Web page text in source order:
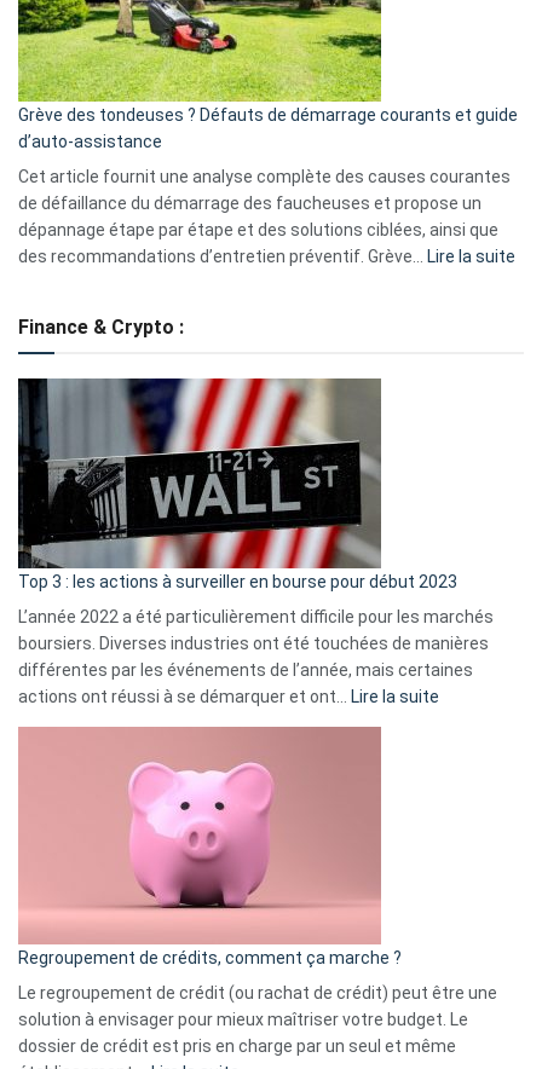
?
5
avantages
essentiels
de
S330
eufy
Grève des tondeuses ? Défauts de démarrage courants et guide
d’auto-assistance
Cet article fournit une analyse complète des causes courantes
de défaillance du démarrage des faucheuses et propose un
dépannage étape par étape et des solutions ciblées, ainsi que
des recommandations d’entretien préventif. Grève… Lire la suite
Finance & Crypto :
Top 3 : les actions à surveiller en bourse pour début 2023
L’année 2022 a été particulièrement difficile pour les marchés
boursiers. Diverses industries ont été touchées de manières
différentes par les événements de l’année, mais certaines
actions ont réussi à se démarquer et ont… Lire la suite
début
2023
Regroupement de crédits, comment ça marche ?
Le regroupement de crédit (ou rachat de crédit) peut être une
solution à envisager pour mieux maîtriser votre budget. Le
dossier de crédit est pris en charge par un seul et même